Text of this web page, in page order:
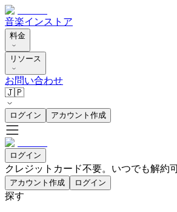
音楽インストア
料金
リソース
お問い合わせ
🇯🇵
ログイン アカウント作成
ログイン
クレジットカード不要。いつでも解約可
アカウント作成 ログイン
探す